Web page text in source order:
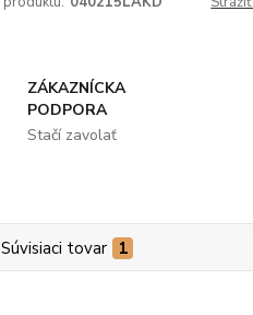
ZÁKAZNÍCKA
PODPORA
Stačí zavolať
Súvisiaci tovar 1